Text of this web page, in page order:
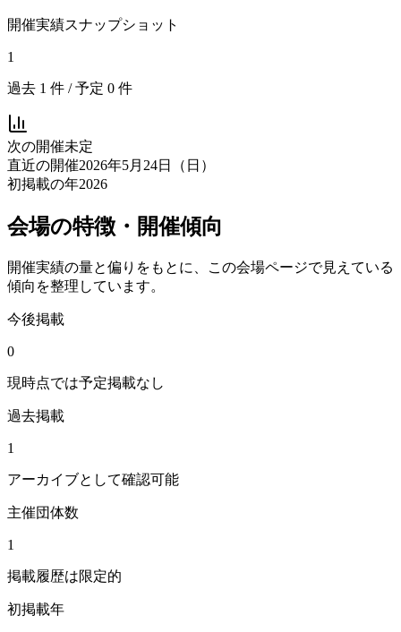
開催実績スナップショット
1
過去 1 件 / 予定 0 件
次の開催未定
直近の開催2026年5月24日（日）
初掲載の年2026
会場の特徴・開催傾向
開催実績の量と偏りをもとに、この会場ページで見えている
傾向を整理しています。
今後掲載
0
現時点では予定掲載なし
過去掲載
1
アーカイブとして確認可能
主催団体数
1
掲載履歴は限定的
初掲載年